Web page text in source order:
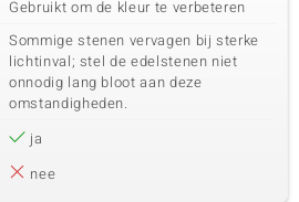
Gebruikt om de kleur te verbeteren
Sommige stenen vervagen bij sterke
lichtinval; stel de edelstenen niet
onnodig lang bloot aan deze
omstandigheden.
ja
nee